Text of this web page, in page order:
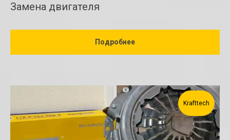
Замена двигателя
Подробнее
Krafttech